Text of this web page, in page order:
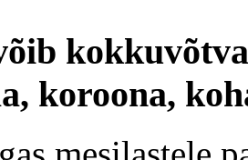
koroona,